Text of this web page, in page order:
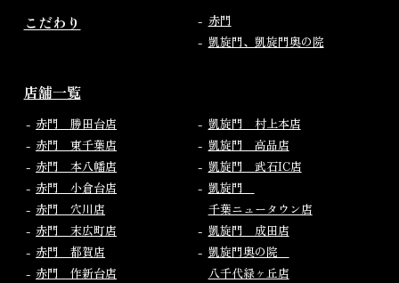
こだわり
赤門
凱旋門、凱旋門奥の院
店舗一覧
赤門 勝田台店
赤門 東千葉店
赤門 本八幡店
赤門 小倉台店
赤門 穴川店
赤門 末広町店
赤門 都賀店
赤門 作新台店
凱旋門 村上本店
凱旋門 高品店
凱旋門 武石IC店
凱旋門
千葉ニュータウン店
凱旋門 成田店
凱旋門奥の院
八千代緑ヶ丘店